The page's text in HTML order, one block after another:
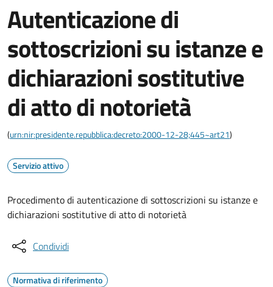
Autenticazione di
sottoscrizioni su istanze e
dichiarazioni sostitutive
di atto di notorietà
(urn:nir:presidente.repubblica:decreto:2000-12-28;445~art21)
Servizio attivo
Procedimento di autenticazione di sottoscrizioni su istanze e
dichiarazioni sostitutive di atto di notorietà
Condividi
Normativa di riferimento